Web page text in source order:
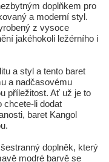
doplňkem pro
a moderní styl.
z vysoce
jakéhokoli ležérního i
a styl a tento baret
a nadčasovému
příležitost. Ať už je to
chcete-li dodat
baret Kangol
doplněk, který
modré barvě se